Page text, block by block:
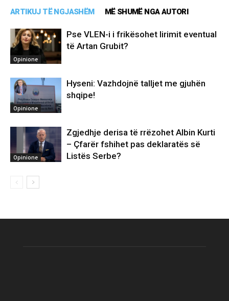
ARTIKUJ TË NGJASHËM MË SHUMË NGA AUTORI
Opinione
Pse VLEN-i i frikësohet lirimit eventual
të Artan Grubit?
Opinione
Hyseni: Vazhdojnë talljet me gjuhën
shqipe!
Opinione
Zgjedhje derisa të rrëzohet Albin Kurti
– Çfarër fshihet pas deklaratës së
Listës Serbe?